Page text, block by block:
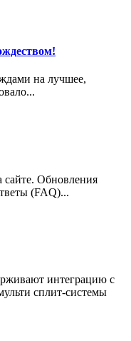
на лучшее,
Обновления
(FAQ)...
интеграцию с
сплит-системы